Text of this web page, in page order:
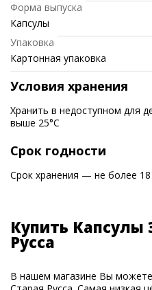
Форма выпуска
Капсулы
Упаковка
Картонная упаковка
Условия хранения
Хранить в недоступном для
выше 25°C
Срок годности
Срок хранения — не более
Купить Капсулы
Русса
В нашем магазине Вы можете